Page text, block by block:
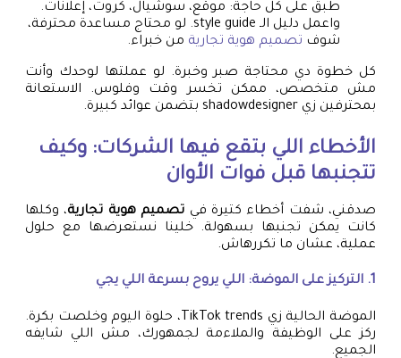
طبق على كل حاجة: موقع، سوشيال، كروت، إعلانات.
واعمل دليل الـ style guide. لو محتاج مساعدة محترفة،
شوف تصميم هوية تجارية من خبراء.
كل خطوة دي محتاجة صبر وخبرة. لو عملتها لوحدك وأنت
مش متخصص، ممكن تخسر وقت وفلوس. الاستعانة
بمحترفين زي shadowdesigner بتضمن عوائد كبيرة.
الأخطاء اللي بتقع فيها الشركات: وكيف
تتجنبها قبل فوات الأوان
صدقني، شفت أخطاء كتيرة في تصميم هوية تجارية، وكلها
كانت يمكن تجنبها بسهولة. خلينا نستعرضها مع حلول
عملية، عشان ما تكررهاش.
1. التركيز على الموضة: اللي يروح بسرعة اللي يجي
الموضة الحالية زي TikTok trends، حلوة اليوم وخلصت بكرة.
ركز على الوظيفة والملاءمة لجمهورك، مش اللي شايفه
الجميع.